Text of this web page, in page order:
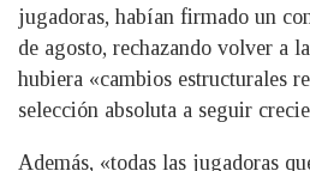
jugadoras, habían firmado un
de agosto, rechazando volver a
hubiera «cambios estructurales
selección absoluta a seguir
Además, «todas las jugadoras